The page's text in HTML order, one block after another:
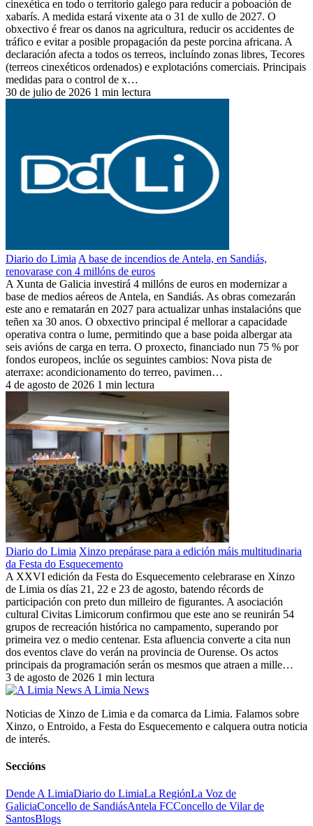
cinexética en todo o territorio galego para reducir a poboación de
xabarís. A medida estará vixente ata o 31 de xullo de 2027. O
obxectivo é frear os danos na agricultura, reducir os accidentes de
tráfico e evitar a posible propagación da peste porcina africana. A
declaración afecta a todos os terreos, incluíndo zonas libres, Tecores
(terreos cinexéticos ordenados) e explotacións comerciais. Principais
medidas para o control de x…
30 de julio de 2026 1 min lectura
Diario do Limia A base de incendios de Antela, en Sandiás,
renovarase con 4 millóns de euros
A Xunta de Galicia investirá 4 millóns de euros en modernizar a
base de medios aéreos de Antela, en Sandiás. As obras comezarán
este ano e rematarán en 2027 para actualizar unhas instalacións que
teñen xa 30 anos. O obxectivo principal é mellorar a capacidade
operativa contra o lume, permitindo que a base poida albergar ata
seis avións de carga en terra. O proxecto, financiado nun 75 % por
fondos europeos, inclúe os seguintes cambios: Nova pista de
aterraxe: acondicionamento do terreo, pavimen…
4 de agosto de 2026 1 min lectura
Diario do Limia Xinzo prepárase para a edición máis multitudinaria
da Festa do Esquecemento
A XXVI edición da Festa do Esquecemento celebrarase en Xinzo
de Limia os días 21, 22 e 23 de agosto, batendo récords de
participación con preto dun milleiro de figurantes. A asociación
cultural Civitas Limicorum confirmou que este ano se reunirán 54
grupos de recreación histórica no campamento, superando por
primeira vez o medio centenar. Esta afluencia converte a cita nun
dos eventos clave do verán na provincia de Ourense. Os actos
principais da programación serán os mesmos que atraen a mille…
3 de agosto de 2026 1 min lectura
A Limia News
Noticias de Xinzo de Limia e da comarca da Limia. Falamos sobre
Xinzo, o Entroido, a Festa do Esquecemento e calquera outra noticia
de interés.
Seccións
Dende A LimiaDiario do LimiaLa RegiónLa Voz de
GaliciaConcello de SandiásAntela FCConcello de Vilar de
SantosBlogs